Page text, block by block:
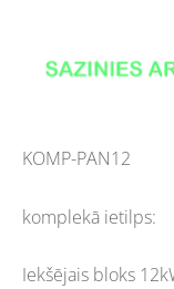
KOMP-PAN12
komplekā ietilps:
Iekšējais bloks